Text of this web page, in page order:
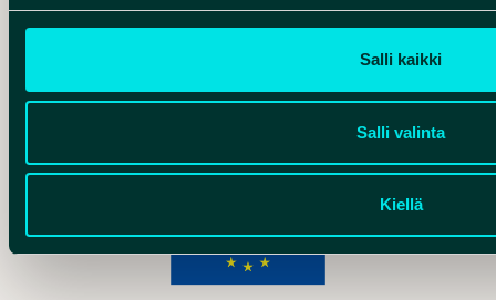
Salli kaikki
Salli valinta
Kiellä
Hankelogo